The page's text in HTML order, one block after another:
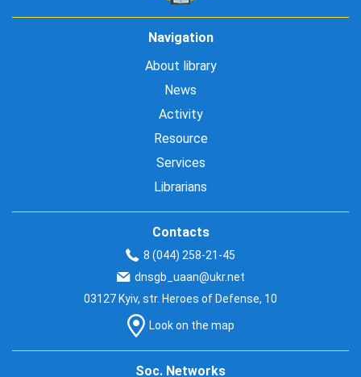
Navigation
About library
News
Activity
Resource
Services
Librarians
Contacts
8 (044) 258-21-45
dnsgb_uaan@ukr.net
03127 Kyiv, str. Heroes of Defense, 10
Look on the map
Soc. Networks